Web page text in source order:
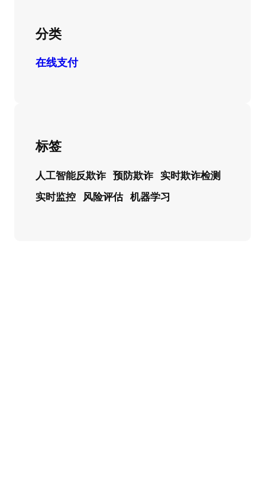
分类
在线支付
标签
人工智能反欺诈 预防欺诈 实时欺诈检测
实时监控 风险评估 机器学习